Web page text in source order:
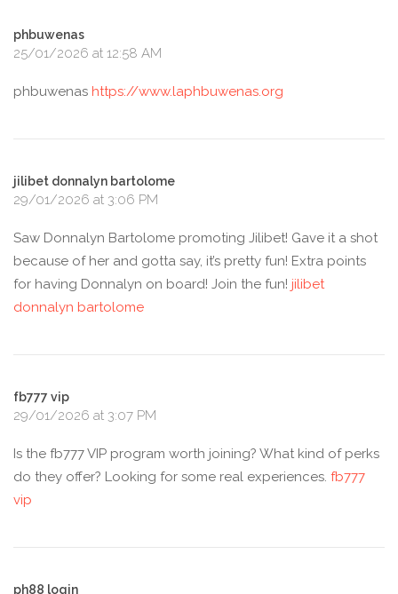
phbuwenas
25/01/2026 at 12:58 AM
phbuwenas https://www.laphbuwenas.org
jilibet donnalyn bartolome
29/01/2026 at 3:06 PM
Saw Donnalyn Bartolome promoting Jilibet! Gave it a shot
because of her and gotta say, it’s pretty fun! Extra points
for having Donnalyn on board! Join the fun! jilibet
donnalyn bartolome
fb777 vip
29/01/2026 at 3:07 PM
Is the fb777 VIP program worth joining? What kind of perks
do they offer? Looking for some real experiences. fb777
vip
ph88 login